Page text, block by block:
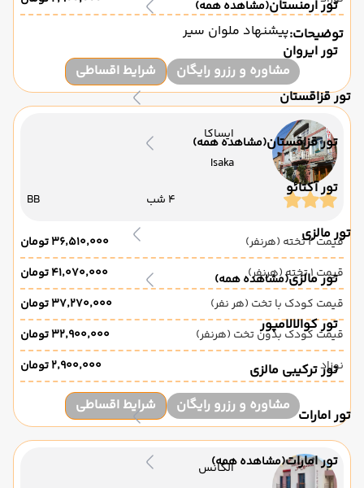
تور ارمنستان(مشاهده همه)
تور ایروان
تور قزاقستان
تور قزاقستان(مشاهده همه)
تور آکتائو
تور مالزی
تور مالزی(مشاهده همه)
تور کوالالامپور
تور ترکیبی مالزی
تور امارات
تور امارات(مشاهده همه)
توضیحات:پیشنهاد ملوان سیر
مشاوره و رزرو رایگان
شرایط اقساطی
ایساکا
Isaka
4 شب BB
قیمت 2 تخته (هرنفر)
۳۶٬۵۱۰٬۰۰۰ تومان
قیمت 1 تخته (هرنفر)
۴۱٬۰۷۰٬۰۰۰ تومان
قیمت کودک با تخت (هر نفر)
۳۷٬۲۷۰٬۰۰۰ تومان
قیمت کودک بدون تخت (هرنفر)
۳۲٬۹۰۰٬۰۰۰ تومان
نوزاد
۲٬۹۰۰٬۰۰۰ تومان
مشاوره و رزرو رایگان شرایط اقساطی
الگانس